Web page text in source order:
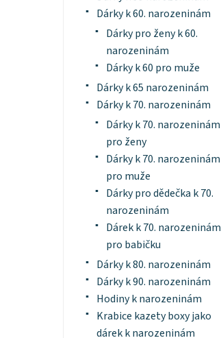
Dárky k 60. narozeninám
Dárky pro ženy k 60.
narozeninám
Dárky k 60 pro muže
Dárky k 65 narozeninám
Dárky k 70. narozeninám
Dárky k 70. narozeninám
pro ženy
Dárky k 70. narozeninám
pro muže
Dárky pro dědečka k 70.
narozeninám
Dárek k 70. narozeninám
pro babičku
Dárky k 80. narozeninám
Dárky k 90. narozeninám
Hodiny k narozeninám
Krabice kazety boxy jako
dárek k narozeninám